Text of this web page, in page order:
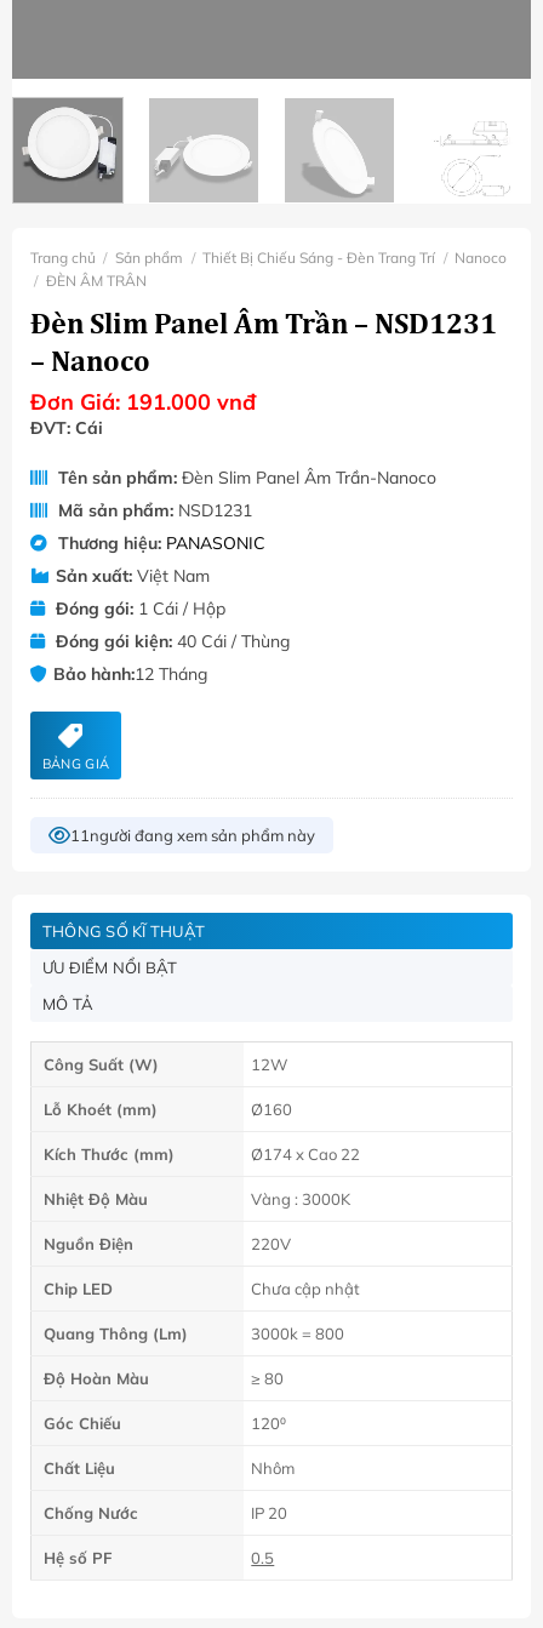
Trang chủ / Sản phẩm / Thiết Bị Chiếu Sáng - Đèn Trang Trí / Nanoco
/ ĐÈN ÂM TRÂN
Đèn Slim Panel Âm Trần – NSD1231
– Nanoco
Đơn Giá: 191.000 vnđ
ĐVT: Cái
Tên sản phẩm:Đèn Slim Panel Âm Trần-Nanoco
Mã sản phẩm:NSD1231
Thương hiệu: PANASONIC
Sản xuất:Việt Nam
Đóng gói:1 Cái / Hộp
Đóng gói kiện:40 Cái / Thùng
Bảo hành:12 Tháng
BẢNG GIÁ
11 người đang xem sản phẩm này
THÔNG SỐ KĨ THUẬT
ƯU ĐIỂM NỔI BẬT
MÔ TẢ
Công Suất (W) 12W
Lỗ Khoét (mm) Ø160
Kích Thước (mm) Ø174 x Cao 22
Nhiệt Độ Màu Vàng : 3000K
Nguồn Điện 220V
Chip LED Chưa cập nhật
Quang Thông (Lm) 3000k = 800
Độ Hoàn Màu ≥ 80
Góc Chiếu 120⁰
Chất Liệu Nhôm
Chống Nước IP 20
Hệ số PF 0.5